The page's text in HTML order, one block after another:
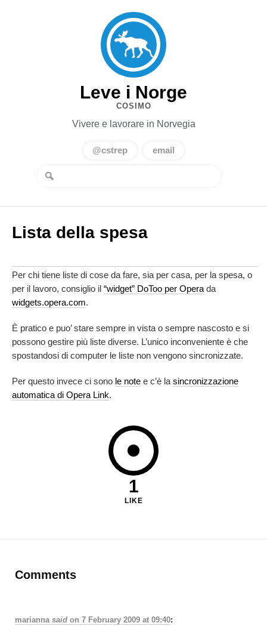
Leve i Norge
COSIMO
Vivere e lavorare in Norvegia
@cstrep email
Lista della spesa
Per chi tiene liste di cose da fare, sia per casa, per la spesa, o
per il lavoro, consiglio il “widget” DoToo per Opera da
widgets.opera.com.
È pratico e puo’ stare sempre in vista o sempre nascosto e si
possono gestire più liste diverse. L’unico inconveniente è che
spostandosi di computer le liste non vengono sincronizzate.
Per questo invece ci sono le note e c’è la sincronizzazione
automatica di Opera Link.
1
LIKE
Comments
marianna said on 7 February 2009 at 09:40: